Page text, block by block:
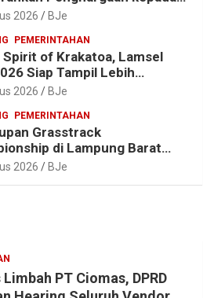
Pol. Alfret Jacob Tilukay
2026 BJe
PEMERINTAHAN
Spirit of Krakatoa, Lamsel
Siap Tampil Lebih
dengan Empat Event
2026 BJe
PEMERINTAHAN
Grasstrack
di Lampung Barat
Dihadiri Ribuan Penonton; Ini
2026 BJe
PT Ciomas, DPRD